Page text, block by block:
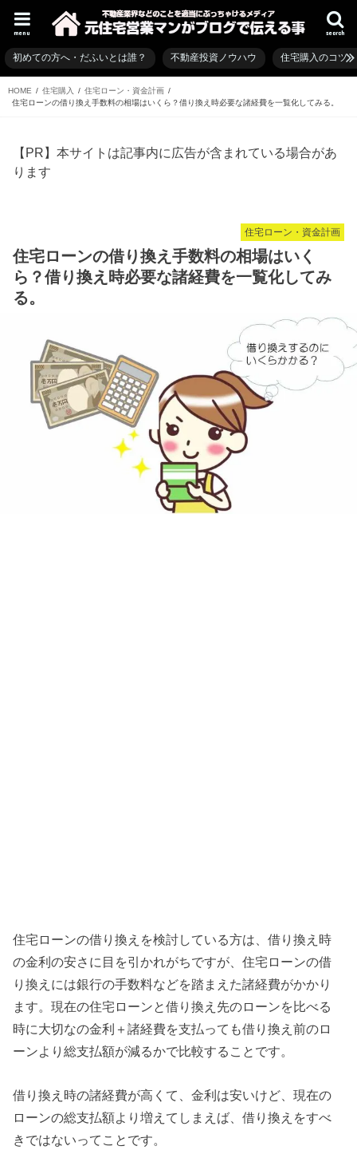
search
menu
初めての方へ・だふいとは誰？ 不動産投資ノウハウ 住宅購入のコツ
HOME 住宅購入
住宅ローン・資金計画
住宅ローンの借り換え手数料の相場はいくら？借り換え時必要な諸経費を一覧化してみる。
【PR】本サイトは記事内に広告が含まれている場合があ
ります
住宅ローン・資金計画
住宅ローンの借り換え手数料の相場はいく
ら？借り換え時必要な諸経費を一覧化してみ
る。
住宅ローンの借り換えを検討している方は、借り換え時
の金利の安さに目を引かれがちですが、住宅ローンの借
り換えには銀行の手数料などを踏まえた諸経費がかかり
ます。現在の住宅ローンと借り換え先のローンを比べる
時に大切なの金利＋諸経費を支払っても借り換え前のロ
ーンより総支払額が減るかで比較することです。
借り換え時の諸経費が高くて、金利は安いけど、現在の
ローンの総支払額より増えてしまえば、借り換えをすべ
きではないってことです。